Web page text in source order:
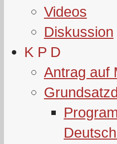
Videos
Diskussion
K P D
Antrag auf